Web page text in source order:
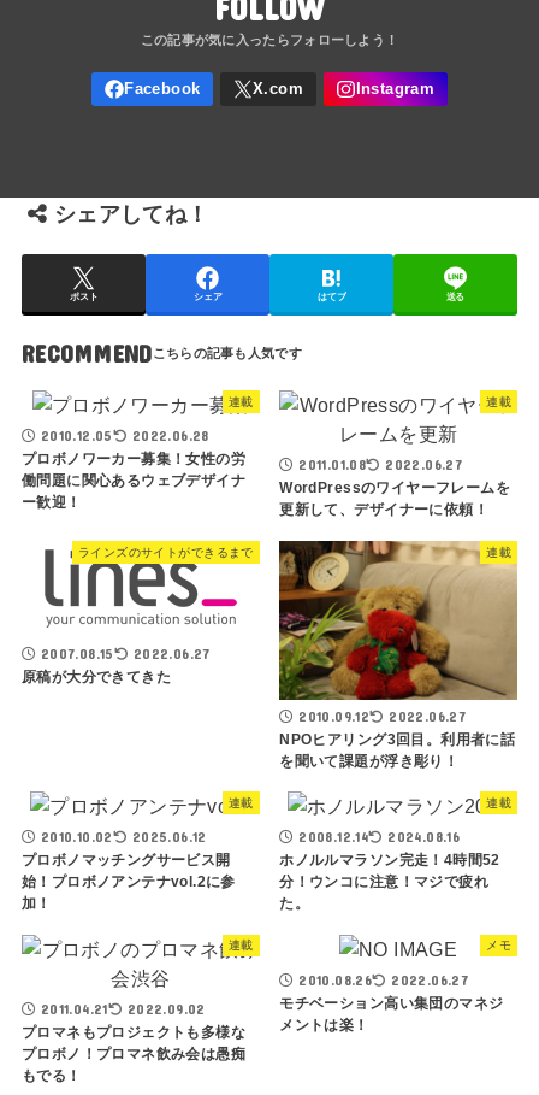
FOLLOW
シェアしてね！
ポスト シェア はてブ 送る
RECOMMEND
連載
2010.12.05 2022.06.28
プロボノワーカー募集！女性の労
働問題に関心あるウェブデザイナ
ー歓迎！
連載
2011.01.08 2022.06.27
WordPressのワイヤーフレームを
更新して、デザイナーに依頼！
ラインズのサイトができるまで
2007.08.15 2022.06.27
原稿が大分できてきた
連載
2010.09.12 2022.06.27
NPOヒアリング3回目。利用者に話
を聞いて課題が浮き彫り！
連載
2010.10.02 2025.06.12
プロボノマッチングサービス開
始！プロボノアンテナvol.2に参
加！
連載
2008.12.14 2024.08.16
ホノルルマラソン完走！4時間52
分！ウンコに注意！マジで疲れ
た。
連載
2011.04.21 2022.09.02
プロマネもプロジェクトも多様な
プロボノ！プロマネ飲み会は愚痴
もでる！
メモ
2010.08.26 2022.06.27
モチベーション高い集団のマネジ
メントは楽！